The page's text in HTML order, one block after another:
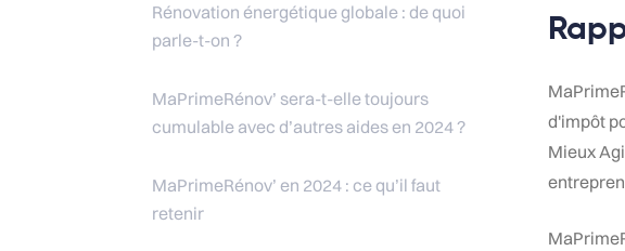
Rénovation énergétique globale : de quoi
parle-t-on ?
MaPrimeRénov’ sera-t-elle toujours
cumulable avec d’autres aides en 2024 ?
MaPrimeRénov’ en 2024 : ce qu’il faut
retenir
d'impôt
Mieux